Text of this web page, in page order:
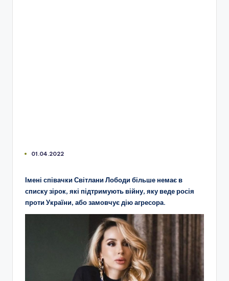
01.04.2022
Імені співачки Світлани Лободи більше немає в
списку зірок, які підтримують війну, яку веде росія
проти України, або замовчує дію агресора.